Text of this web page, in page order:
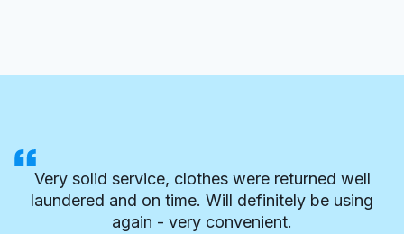
Very solid service, clothes were returned well
laundered and on time. Will definitely be using
again - very convenient.